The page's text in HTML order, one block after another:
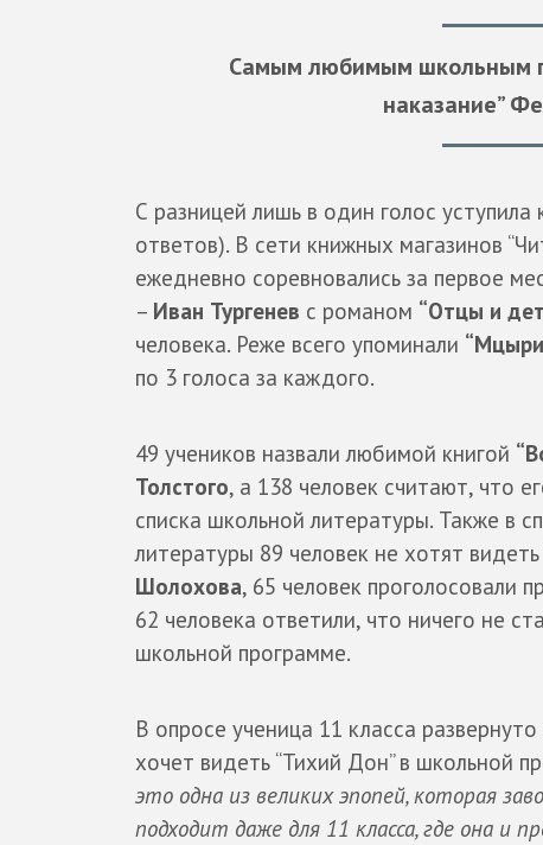
Самым любимым школьным
наказание”
С разницей лишь в один голос уступила
ответов). В сети книжных магазинов
ежедневно соревновались за первое
– Иван Тургенев с романом “Отцы и
человека. Реже всего упоминали
по 3 голоса за каждого.
49 учеников назвали любимой книгой
Толстого, а 138 человек считают, что
списка школьной литературы. Также в
литературы 89 человек не хотят видеть
Шолохова, 65 человек проголосовали
62 человека ответили, что ничего не
школьной программе.
В опросе ученица 11 класса
хочет видеть “Тихий Дон” в школьной
это одна из великих эпопей, которая
подходит даже для 11 класса, где она и